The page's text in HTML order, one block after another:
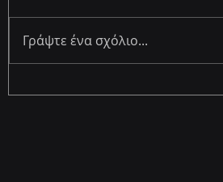
How to Build Effective
Γράψτε ένα σχόλιο...